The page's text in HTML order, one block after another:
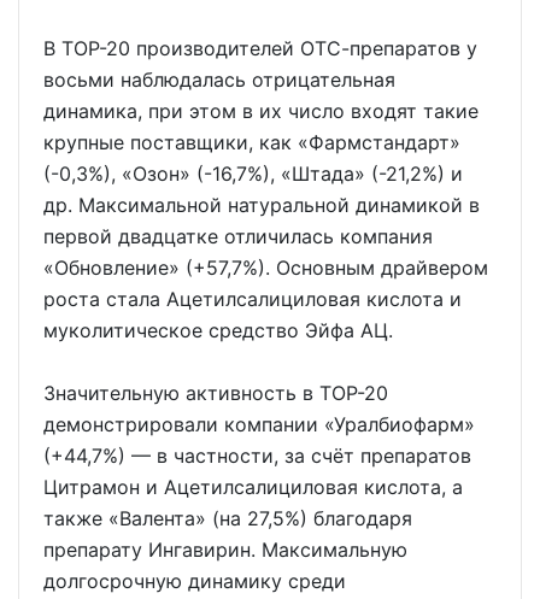
В ТОР-20 производителей ОТС-препаратов у
восьми наблюдалась отрицательная
динамика, при этом в их число входят такие
крупные поставщики, как «Фармстандарт»
(-0,3%), «Озон» (-16,7%), «Штада» (-21,2%) и
др. Максимальной натуральной динамикой в
первой двадцатке отличилась компания
«Обновление» (+57,7%). Основным драйвером
роста стала Ацетилсалициловая кислота и
муколитическое средство Эйфа АЦ.
Значительную активность в ТОР-20
демонстрировали компании «Уралбиофарм»
(+44,7%) — в частности, за счёт препаратов
Цитрамон и Ацетилсалициловая кислота, а
также «Валента» (на 27,5%) благодаря
препарату Ингавирин. Максимальную
долгосрочную динамику среди